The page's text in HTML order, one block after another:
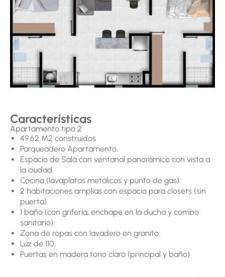
Características
Apartamento tipo 2
49.62 M2 construidos
Parqueadero Apartamento.
Espacio de Sala con ventanal panorámico con vista a
la ciudad.
Cocina (lavaplatos metálicos y punto de gas).
2 habitaciones amplias con espacio para closets (sin
puerta).
1 baño (con grifería, enchape en la ducha y combo
sanitario).
Zona de ropas con lavadero en granito.
Luz de 110.
Puertas en madera tono claro (principal y baño)